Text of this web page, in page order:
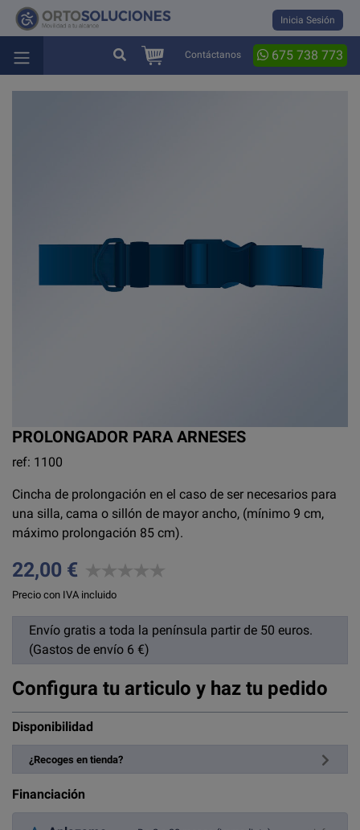
Inicia Sesión
Contáctanos 675 738 773
PROLONGADOR PARA ARNESES
ref: 1100
Cincha de prolongación en el caso de ser necesarios para
una silla, cama o sillón de mayor ancho, (mínimo 9 cm,
máximo prolongación 85 cm).
22,00 €
Precio con IVA incluido
Envío gratis a toda la península partir de 50 euros.
(Gastos de envío 6 €)
Configura tu articulo y haz tu pedido
Disponibilidad
¿Recoges en tienda?
Financiación